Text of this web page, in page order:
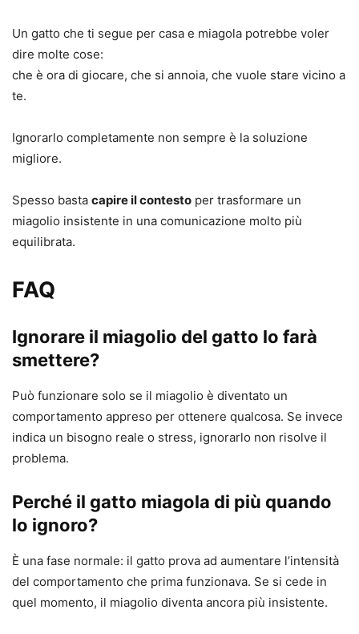
Un gatto che ti segue per casa e miagola potrebbe voler
dire molte cose:
che è ora di giocare, che si annoia, che vuole stare vicino a
te.
Ignorarlo completamente non sempre è la soluzione
migliore.
Spesso basta capire il contesto per trasformare un
miagolio insistente in una comunicazione molto più
equilibrata.
FAQ
Ignorare il miagolio del gatto lo farà
smettere?
Può funzionare solo se il miagolio è diventato un
comportamento appreso per ottenere qualcosa. Se invece
indica un bisogno reale o stress, ignorarlo non risolve il
problema.
Perché il gatto miagola di più quando
lo ignoro?
È una fase normale: il gatto prova ad aumentare l’intensità
del comportamento che prima funzionava. Se si cede in
quel momento, il miagolio diventa ancora più insistente.